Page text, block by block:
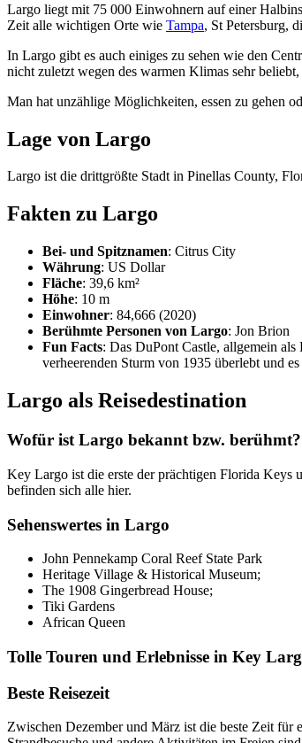
Largo liegt mit 75 000 Einwohnern auf einer
Zeit alle wichtigen Orte wie Tampa, St Petersburg,
In Largo gibt es auch einiges zu sehen wie den
nicht zuletzt wegen des warmen Klimas sehr
Man hat unzählige Möglichkeiten, essen zu gehen
Lage von Largo
Largo ist die drittgrößte Stadt in Pinellas County,
Fakten zu Largo
Bei- und Spitznamen: Citrus City
Währung: US Dollar
Fläche: 39,6 km²
Höhe: 10 m
Einwohner: 84,666 (2020)
Berühmte Personen von Largo: Jon Brion
Fun Facts: Das DuPont Castle, allgemein
verheerenden Sturm von 1935 überlebt und
Largo als Reisedestination
Wofür ist Largo bekannt bzw. berühmt?
Key Largo ist die erste der prächtigen Florida Keys
befinden sich alle hier.
Sehenswertes in Largo
John Pennekamp Coral Reef State Park
Heritage Village & Historical Museum;
The 1908 Gingerbread House;
Tiki Gardens
African Queen
Tolle Touren und Erlebnisse in Key
Beste Reisezeit
Zwischen Dezember und März ist die beste Zeit für